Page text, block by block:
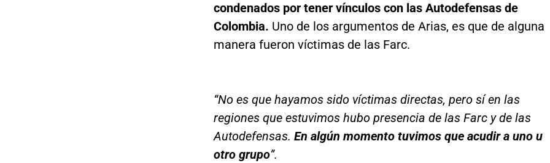
condenados por tener vínculos con las Autodefensas de
Colombia. Uno de los argumentos de Arias, es que de alguna
manera fueron víctimas de las Farc.
“No es que hayamos sido víctimas directas, pero sí en las
regiones que estuvimos hubo presencia de las Farc y de las
Autodefensas. En algún momento tuvimos que acudir a uno u
otro grupo”.